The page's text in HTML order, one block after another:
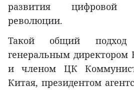
развития цифровой
революции.
Такой общий подход
генеральным
и членом ЦК
Китая, президентом